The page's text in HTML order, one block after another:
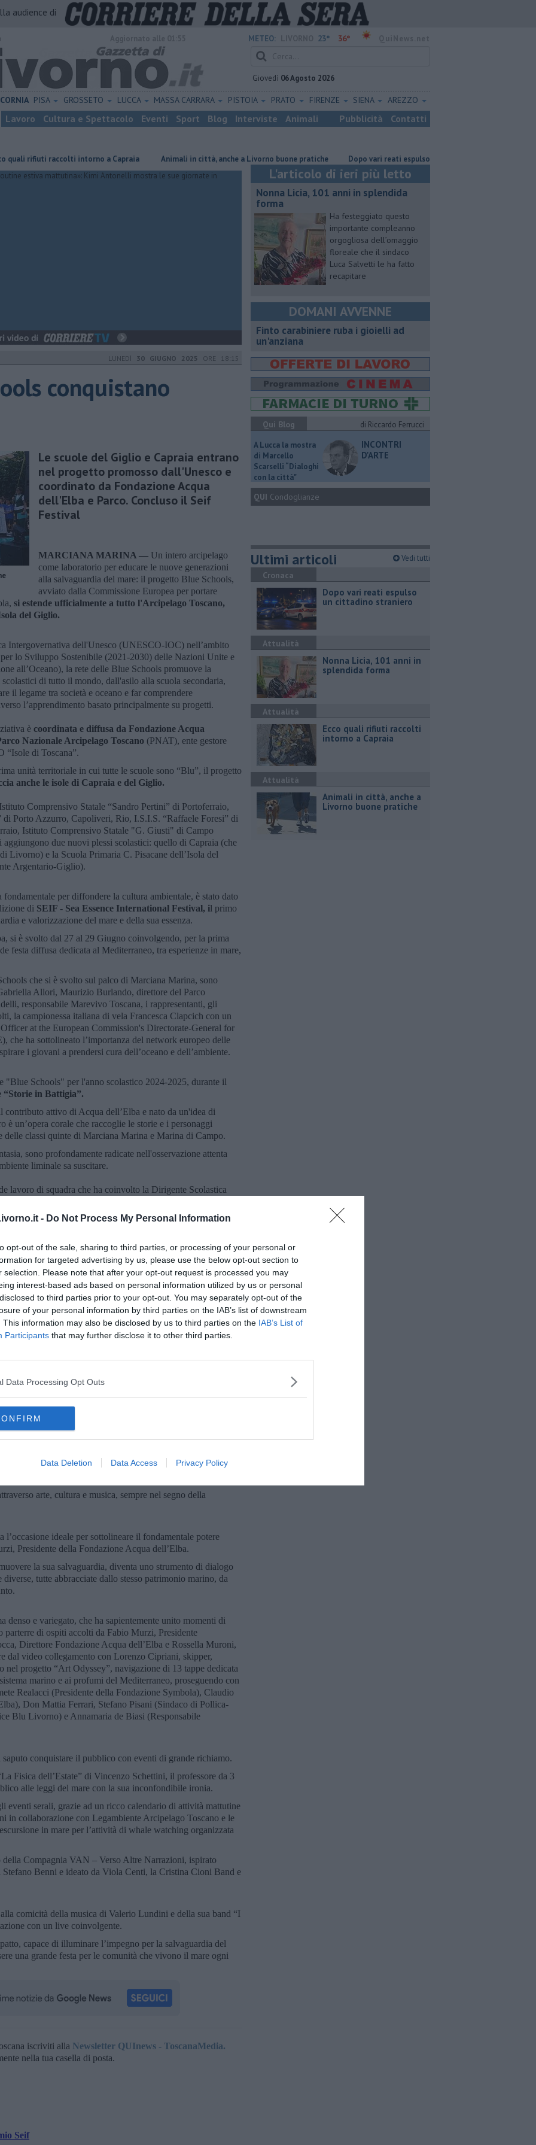
- Do Not Process My Personal Information
opt-out of the sale, sharing to third parties, or processing of your personal or
for targeted advertising by us, please use the below opt-out section to
selection. Please note that after your opt-out request is processed you may
interest-based ads based on personal information utilized by us or personal
to third parties prior to your opt-out. You may separately opt-out of the
of your personal information by third parties on the IAB’s list of downstream
This information may also be disclosed by us to third parties on the IAB’s List of
Participants that may further disclose it to other third parties.
Data Processing Opt Outs
Data Deletion Data Access Privacy Policy
audience di
METEO: 23° 36°
Giovedì 06 Agosto 2026
PISA GROSSETO LUCCA MASSA CARRARA PISTOIA PRATO FIRENZE SIENA AREZZO
Lavoro Cultura e Spettacolo Eventi Sport Blog Interviste Animali Pubblicità Contatti
raccolti intorno a Capraia Animali in città, anche a Livorno buone pratiche Dopo vari reati espulso un cittadino straniero
LUNEDÌ 30 GIUGNO 2025 ORE 18:15
conquistano
Le scuole del Giglio e Capraia entrano
nel progetto promosso dall'Unesco e
coordinato da Fondazione Acqua
dell'Elba e Parco. Concluso il Seif
Festival
MARCIANA MARINA — Un intero arcipelago
come laboratorio per educare le nuove generazioni
alla salvaguardia del mare: il progetto Blue Schools,
avviato dalla Commissione Europea per portare
si estende ufficialmente a tutto l'Arcipelago Toscano,
del Giglio.
Intergovernativa dell'Unesco (UNESCO-IOC) nell’ambito
lo Sviluppo Sostenibile (2021-2030) delle Nazioni Unite e
all’Oceano), la rete delle Blue Schools promuove la
di tutto il mondo, dall'asilo alla scuola secondaria,
il legame tra società e oceano e far comprendere
l’apprendimento basato principalmente su progetti.
è coordinata e diffusa da Fondazione Acqua
Nazionale Arcipelago Toscano (PNAT), ente gestore
“Isole di Toscana”.
unità territoriale in cui tutte le scuole sono “Blu”, il progetto
anche le isole di Capraia e del Giglio.
Comprensivo Statale “Sandro Pertini” di Portoferraio,
Porto Azzurro, Capoliveri, Rio, I.S.I.S. “Raffaele Foresi” di
Istituto Comprensivo Statale "G. Giusti" di Campo
due nuovi plessi scolastici: quello di Capraia (che
Livorno) e la Scuola Primaria C. Pisacane dell’Isola del
Argentario-Giglio).
per diffondere la cultura ambientale, è stato dato
di SEIF - Sea Essence International Festival, il primo
e valorizzazione del mare e della sua essenza.
si è svolto dal 27 al 29 Giugno coinvolgendo, per la prima
festa diffusa dedicata al Mediterraneo, tra esperienze in mare,
che si è svolto sul palco di Marciana Marina, sono
Allori, Maurizio Burlando, direttore del Parco
responsabile Marevivo Toscana, i rappresentanti, gli
la campionessa italiana di vela Francesca Clapcich con un
at the European Commission's Directorate-General for
ha sottolineato l’importanza del network europeo delle
i giovani a prendersi cura dell’oceano e dell’ambiente.
"Blue Schools" per l'anno scolastico 2024-2025, durante il
“Storie in Battigia”.
attivo di Acqua dell’Elba e nato da un'idea di
un’opera corale che raccoglie le storie e i personaggi
delle classi quinte di Marciana Marina e Marina di Campo.
sono profondamente radicate nell'osservazione attenta
liminale sa suscitare.
lavoro di squadra che ha coinvolto la Dirigente Scolastica
Patrizia Bulgaresi e Daniela Vai e che ha guidato gli
rapporto tra il territorio ed il mare, sia dal punto di vista
Enti con molteplici attività di esplorazione e realizzazione di
ArT'inSpiaggia. Il lavoro editoriale è stato curato da
copertina è di Lorenzo Russo e l'impaginazione delle
Previti.
e illustratrice nota al pubblico soprattutto per i suoi libri
alla fruizione dell'albo.
dopo aver reso l'Elba un modello in Europa, è per noi motivo
e le bambine in contatto diretto con la meraviglia e la
semi della responsabilità. Anche la pubblicazione ‘Storie in
innovativo’ che, partendo dai bambini, mira a
futuro più sostenibile per tutti”, spiegaFabio Murzi,
quotidiano, che portiamo avanti perché crediamo che la
tutti noi, per riscoprirci parte di un unico, grande
un'edizione che ha segnato una svolta grazie al suo
l'intero perimetro isolano, da Marciana Marina a
più attivamente che mai le comunità locali in una riflessione
arte, cultura e musica, sempre nel segno della
l’occasione ideale per sottolineare il fondamentale potere
Presidente della Fondazione Acqua dell’Elba.
la sua salvaguardia, diventa uno strumento di dialogo
tutte abbracciate dallo stesso patrimonio marino, da
denso e variegato, che ha sapientemente unito momenti di
di ospiti accolti da Fabio Murzi, Presidente
Direttore Fondazione Acqua dell’Elba e Rossella Muroni,
dal video collegamento con Lorenzo Cipriani, skipper,
nel progetto “Art Odyssey”, navigazione di 13 tappe dedicata
marino e ai profumi del Mediterraneo, proseguendo con
Realacci (Presidente della Fondazione Symbola), Claudio
Don Mattia Ferrari, Stefano Pisani (Sindaco di Pollica-
Blu Livorno) e Annamaria de Biasi (Responsabile
conquistare il pubblico con eventi di grande richiamo.
Fisica dell’Estate” di Vincenzo Schettini, il professore da 3
alle leggi del mare con la sua inconfondibile ironia.
eventi serali, grazie ad un ricco calendario di attività mattutine
in collaborazione con Legambiente Arcipelago Toscano e le
in mare per l’attività di whale watching organizzata
della Compagnia VAN – Verso Altre Narrazioni, ispirato
Benni e ideato da Viola Centi, la Cristina Cioni Band e
comicità della musica di Valerio Lundini e della sua band “I
con un live coinvolgente.
capace di illuminare l’impegno per la salvaguardia del
una grande festa per le comunità che vivono il mare ogni
iscriviti alla Newsletter QUInews - ToscanaMedia.
nella tua casella di posta.
Seif
L'articolo di ieri più letto
Nonna Licia, 101 anni in splendida
forma
Ha festeggiato questo
importante compleanno
orgogliosa dell’omaggio
floreale che il sindaco
Luca Salvetti le ha fatto
recapitare
DOMANI AVVENNE
Finto carabiniere ruba i gioielli ad
un'anziana
Qui Blog
di Riccardo Ferrucci
A Lucca la mostra
di Marcello
Scarselli “Dialoghi
con la città"
INCONTRI
D'ARTE
QUI Condoglianze
Ultimi articoli Vedi tutti
Cronaca
Dopo vari reati espulso
un cittadino straniero
Attualità
Nonna Licia, 101 anni in
splendida forma
Attualità
Ecco quali rifiuti raccolti
intorno a Capraia
Attualità
Animali in città, anche a
Livorno buone pratiche